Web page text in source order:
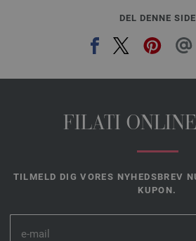
DEL DENNE SIDE
FILATI
TILMELD DIG VORES NYHEDSBREV
KUPON.